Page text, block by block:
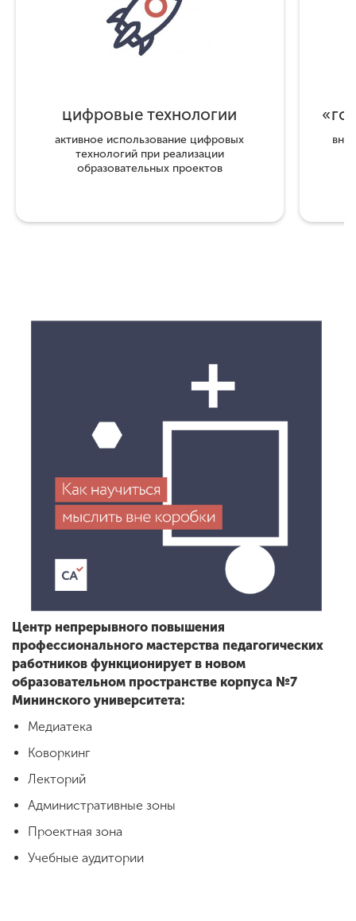
цифровые технологии
активное использование цифровых
технологий при реализации
образовательных проектов
Центр непрерывного повышения
профессионального мастерства педагогических
работников функционирует в новом
образовательном пространстве корпуса №7
Мининского университета:
Медиатека
Коворкинг
Лекторий
Административные зоны
Проектная зона
Учебные аудитории